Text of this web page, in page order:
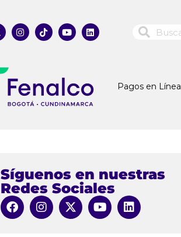
Pagos en Línea
Síguenos en nuestras
Redes Sociales